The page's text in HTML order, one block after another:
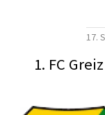
17.
1. FC Greiz